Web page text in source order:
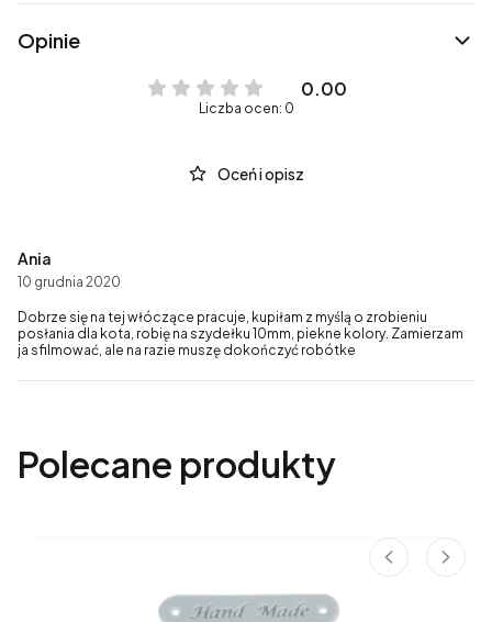
Opinie
0.00
Liczba ocen: 0
Oceń i opisz
Ania
10 grudnia 2020
Dobrze się na tej włóczące pracuje, kupiłam z myślą o zrobieniu
posłania dla kota, robię na szydełku 10mm, piekne kolory. Zamierzam
ja sfilmować, ale na razie muszę dokończyć robótke
Polecane produkty